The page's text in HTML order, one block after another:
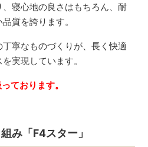
寝心地の良さはもちろん、耐
質を誇ります。
寧なものづくりが、長く快適
実現しています。
ております。
み「F4スター」